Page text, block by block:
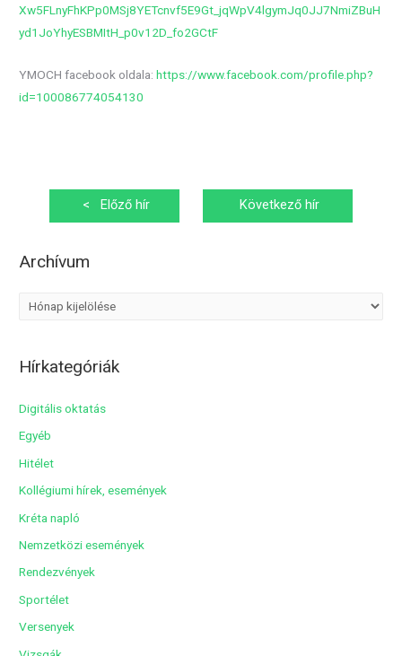
Xw5FLnyFhKPp0MSj8YETcnvf5E9Gt_jqWpV4lgymJq0JJ7NmiZBuH
yd1JoYhyESBMItH_p0v12D_fo2GCtF
YMOCH facebook oldala:https://www.facebook.com/profile.php?
id=100086774054130
Bejegyzés
navigáció
< Előző hír
Következő hír
Archívum
h
m
Hírkategóriák
Digitális oktatás
Egyéb
Hitélet
Kollégiumi hírek, események
Kréta napló
Nemzetközi események
Rendezvények
Sportélet
Versenyek